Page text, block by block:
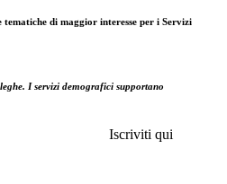
tematiche di maggior interesse per i Servizi
I servizi demografici supportano
Iscriviti qui